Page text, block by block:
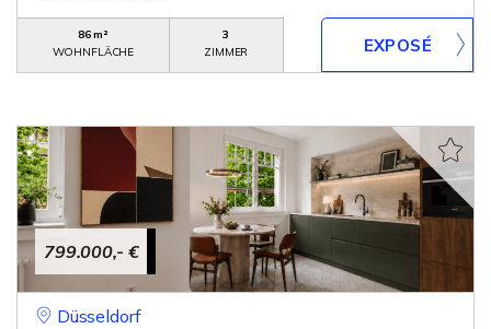
86 m²
WOHNFLÄCHE
3
ZIMMER
799.000,- €
Düsseldorf